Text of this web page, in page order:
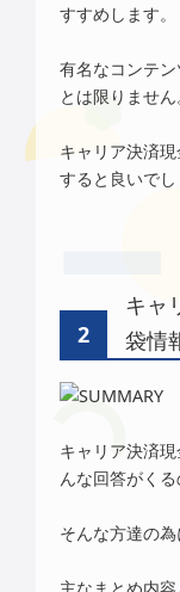
すすめします。
有名なコンテ
とは限りません
キャリア決済
すると良いでし
キャ
袋情
キャリア決済
んな回答がくる
そんな方達の為